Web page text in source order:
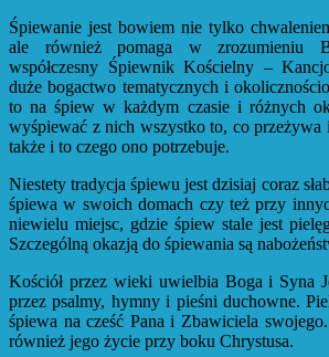
Śpiewanie jest bowiem nie tylko
ale również pomaga w zrozumieniu
współczesny Śpiewnik Kościelny –
duże bogactwo tematycznych i
to na śpiew w każdym czasie i różnych
wyśpiewać z nich wszystko to, co przeżywa
także i to czego ono potrzebuje.
Niestety tradycja śpiewu jest dzisiaj coraz
śpiewa w swoich domach czy też przy
niewielu miejsc, gdzie śpiew stale jest
Szczególną okazją do śpiewania są
Kościół przez wieki uwielbia Boga i Syna
przez psalmy, hymny i pieśni duchowne.
śpiewa na cześć Pana i Zbawiciela
również jego życie przy boku Chrystusa.